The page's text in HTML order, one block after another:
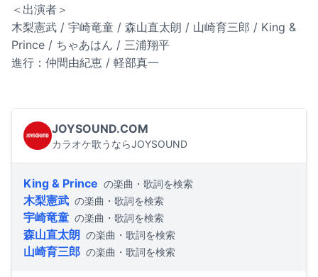
＜出演者＞
木梨憲武 / 宇崎竜童 / 森山直太朗 / 山崎育三郎 / King &
Prince / ちゃあはん / 三浦翔平
進行：仲間由紀恵 / 軽部真一
JOYSOUND.COM
カラオケ歌うならJOYSOUND
King & Prince の楽曲・歌詞を検索
木梨憲武 の楽曲・歌詞を検索
宇崎竜童 の楽曲・歌詞を検索
森山直太朗 の楽曲・歌詞を検索
山崎育三郎 の楽曲・歌詞を検索